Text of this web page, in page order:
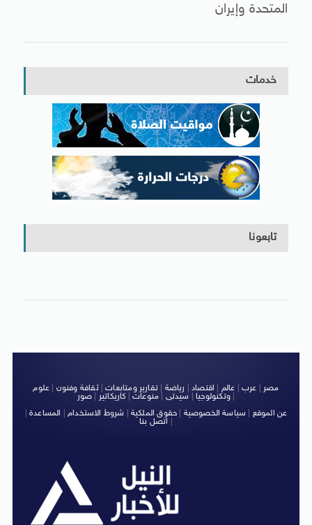
المتحدة وإيران
خدمات
تابعونا
مصر عرب عالم اقتصاد رياضة |تقارير ومتابعات|ثقافة وفنون
علوم
وتكنولوجيا| سيدتى منوعات كاريكاتير صور
|
عن الموقع
سياسة الخصوصية حقوق الملكية شروط الاستخدام| المساعدة|
اتصل بنا